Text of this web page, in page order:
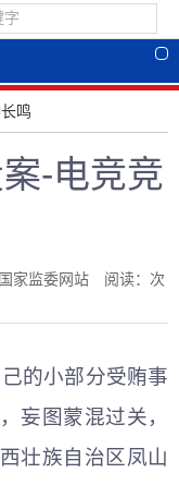
鸣
-电竞竞
家监委网站 阅读： 次
的小部分受贿事
妄图蒙混过关，
壮族自治区凤山